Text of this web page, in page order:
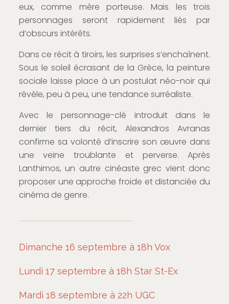
eux, comme mère porteuse. Mais les trois
personnages seront rapidement liés par
d’obscurs intérêts.
Dans ce récit à tiroirs, les surprises s’enchaînent.
Sous le soleil écrasant de la Grèce, la peinture
sociale laisse place à un postulat néo-noir qui
révèle, peu à peu, une tendance surréaliste.
Avec le personnage-clé introduit dans le
dernier tiers du récit, Alexandros Avranas
confirme sa volonté d’inscrire son œuvre dans
une veine troublante et perverse. Après
Lanthimos, un autre cinéaste grec vient donc
proposer une approche froide et distanciée du
cinéma de genre.
Dimanche 16 septembre à 18h Vox
Lundi 17 septembre à 18h Star St-Ex
Mardi 18 septembre à 22h UGC